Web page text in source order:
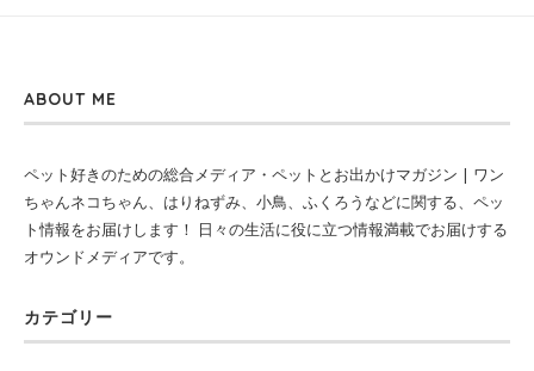
ABOUT ME
ペット好きのための総合メディア・ペットとお出かけマガジン | ワン
ちゃんネコちゃん、はりねずみ、小鳥、ふくろうなどに関する、ペッ
ト情報をお届けします！ 日々の生活に役に立つ情報満載でお届けする
オウンドメディアです。
カテゴリー